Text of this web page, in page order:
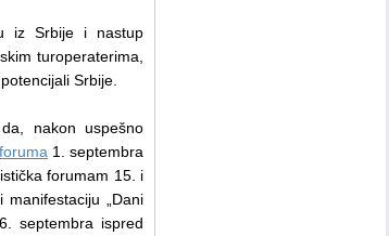
iz Srbije i nastup
turoperaterima,
Srbije.
nakon uspešno
foruma 1. septembra
forumam 15. i
„Dani
septembra ispred